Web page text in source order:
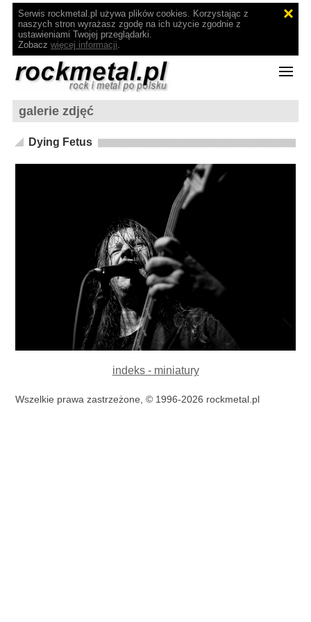
Serwis rockmetal.pl używa plików cookies. Korzystając z
naszych stron wyrażasz zgodę na ich użycie zgodnie z
ustawieniami Twojej przeglądarki.
Zobacz więcej informacji.
galerie zdjęć
Dying Fetus
indeks - miniatury
Wszelkie prawa zastrzeżone, © 1996-2026 rockmetal.pl